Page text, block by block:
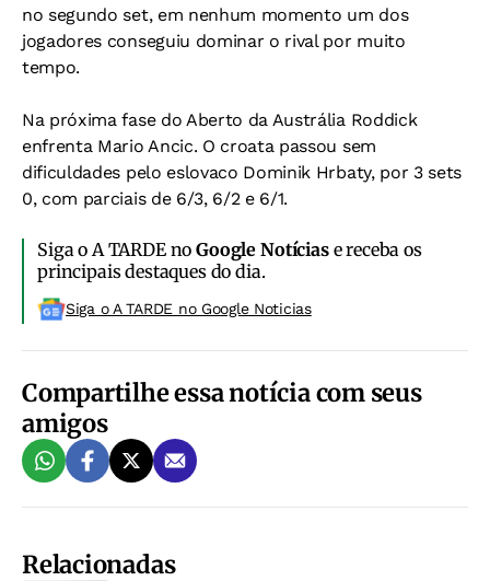
no segundo set, em nenhum momento um dos
jogadores conseguiu dominar o rival por muito
tempo.
Na próxima fase do Aberto da Austrália Roddick
enfrenta Mario Ancic. O croata passou sem
dificuldades pelo eslovaco Dominik Hrbaty, por 3 sets
0, com parciais de 6/3, 6/2 e 6/1.
Siga o A TARDE noGoogle Notíciase receba os
principais destaques do dia.
Siga o A TARDE no Google Noticias
Compartilhe essa notícia com seus
amigos
Relacionadas